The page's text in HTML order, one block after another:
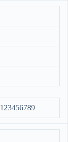
123456789